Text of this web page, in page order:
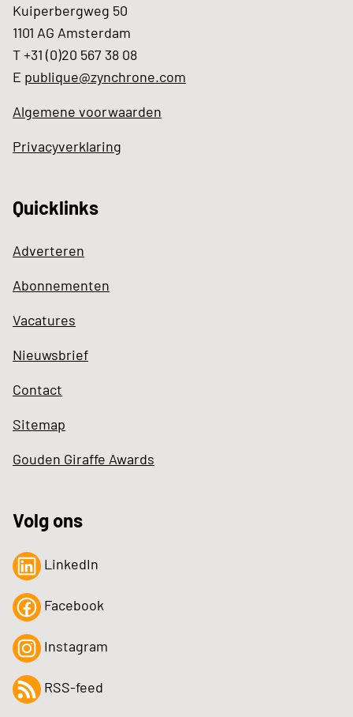
Kuiperbergweg 50
1101 AG Amsterdam
T +31 (0)20 567 38 08
E publique@zynchrone.com
Algemene voorwaarden
Privacyverklaring
Quicklinks
Adverteren
Abonnementen
Vacatures
Nieuwsbrief
Contact
Sitemap
Gouden Giraffe Awards
Volg ons
LinkedIn
Facebook
Instagram
RSS-feed